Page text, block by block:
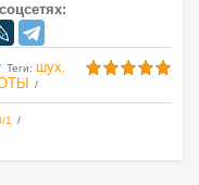
Теги: шух
/1